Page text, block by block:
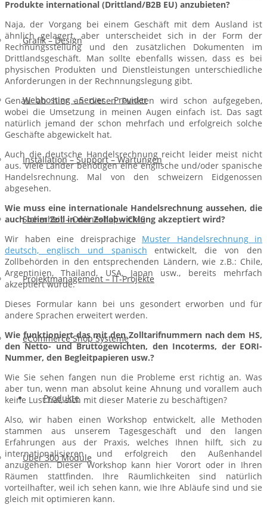
Grafik – Design
Webhosting – Server – Provider
Installation – Support – Wartungen
Sicherheit – Onlineshop – CMS
Projektmanagement – IT-Projekte
eCommerce Shop Systeme
Produkte
Über 300 Module
Produkte international (Drittland/B2B EU) anzubieten?
Naja, der Vorgang bei einem Geschäft mit dem Ausland ist
ähnlich gelagert, aber unterscheidet sich in der Form der
Rechnungsstellung und den zusätzlichen Dokumenten im
Drittlandsgeschäft. Man sollte ebenfalls wissen, dass es bei
physischen Produkten und Dienstleistungen unterschiedliche
Anforderungen in der Rechnnungslegung gibt.
Genau ab hier an diesen Punkten wird schon aufgegeben,
wobei die Umsetzung in meinen Augen einfach ist. Das sagt
natürlich jemand der schon mehrfach und erfolgreich solche
Geschäfte abgewickelt hat.
Auch die deutsche Handelsrechnung reicht leider meist nicht
aus. Viele Länder benötigen eine englische und/oder spanische
Handelsrechnung. Mal von den schweizern Eidgenossen
abgesehen.
Wie muss eine internationale Handelsrechnung aussehen, die
auch beim Zoll in der Zollabwicklung akzeptiert wird?
Wir haben eine dreisprachige Muster Handelsrechnung in
deutsch, englisch und spanisch entwickelt, die von den
Zollbehörden in den entsprechenden Ländern, wie z.B.: Chile,
Argentinien, Thailand, USA, Japan usw., bereits mehrfach
akzeptiert wurde.
Dieses Formular kann bei uns gesondert erworben und für
andere Sprachen erweitert werden.
Wie funktioniert das mit den Zolltarifnummern nach dem HS,
den Netto- und Bruttogewichten, den Incoterms, der EORI-
Nummer, den Begleitpapieren usw.?
Wie Sie sehen fangen nun die Probleme erst richtig an. Was
aber tun, wenn man absolut keine Ahnung und vorallem auch
keine Lust hat, sich mit dieser Materie zu beschäftigen?
Also, wir haben einen Workshop entwickelt, alle Methoden
stammen aus unserem Tagesgeschäft und den langen
Erfahrungen aus der Praxis, welches Ihnen hilft, sich zu
internationalisieren und erfolgreich den Außenhandel
anzugehen. Dieser Workshop kann hier Vorort oder in Ihren
Räumen stattfinden. Ihre Räumlichkeiten sind natürlich
vorteilhafter, weil ich sehen kann, wie Ihre Abläufe sind und sie
gleich mit optimieren kann.